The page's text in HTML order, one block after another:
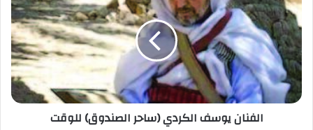
الفنان يوسف الكردي (ساحر الصندوق) للوقت